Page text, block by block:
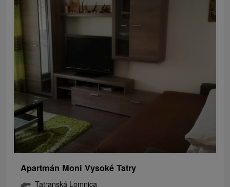
Apartmán Moni Vysoké Tatry
Tatranská Lomnica